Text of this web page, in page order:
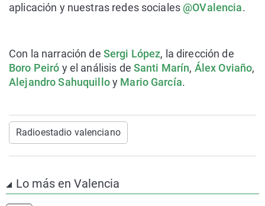
aplicación y nuestras redes sociales @OValencia.
Con la narración de Sergi López, la dirección de
Boro Peiró y el análisis de Santi Marín, Álex Oviaño,
Alejandro Sahuquilloy Mario García.
Radioestadio valenciano
Lo más en Valencia